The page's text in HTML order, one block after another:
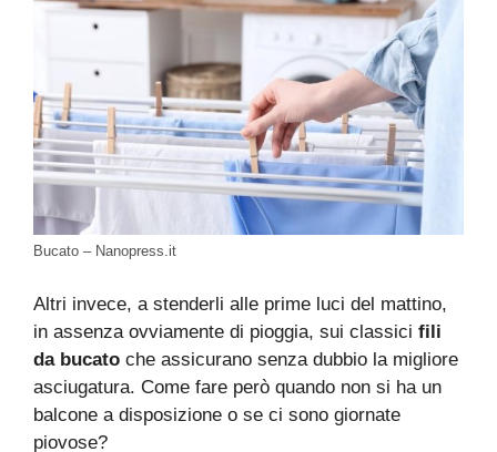
Bucato – Nanopress.it
Altri invece, a stenderli alle prime luci del mattino,
in assenza ovviamente di pioggia, sui classici fili
da bucato che assicurano senza dubbio la migliore
asciugatura. Come fare però quando non si ha un
balcone a disposizione o se ci sono giornate
piovose?